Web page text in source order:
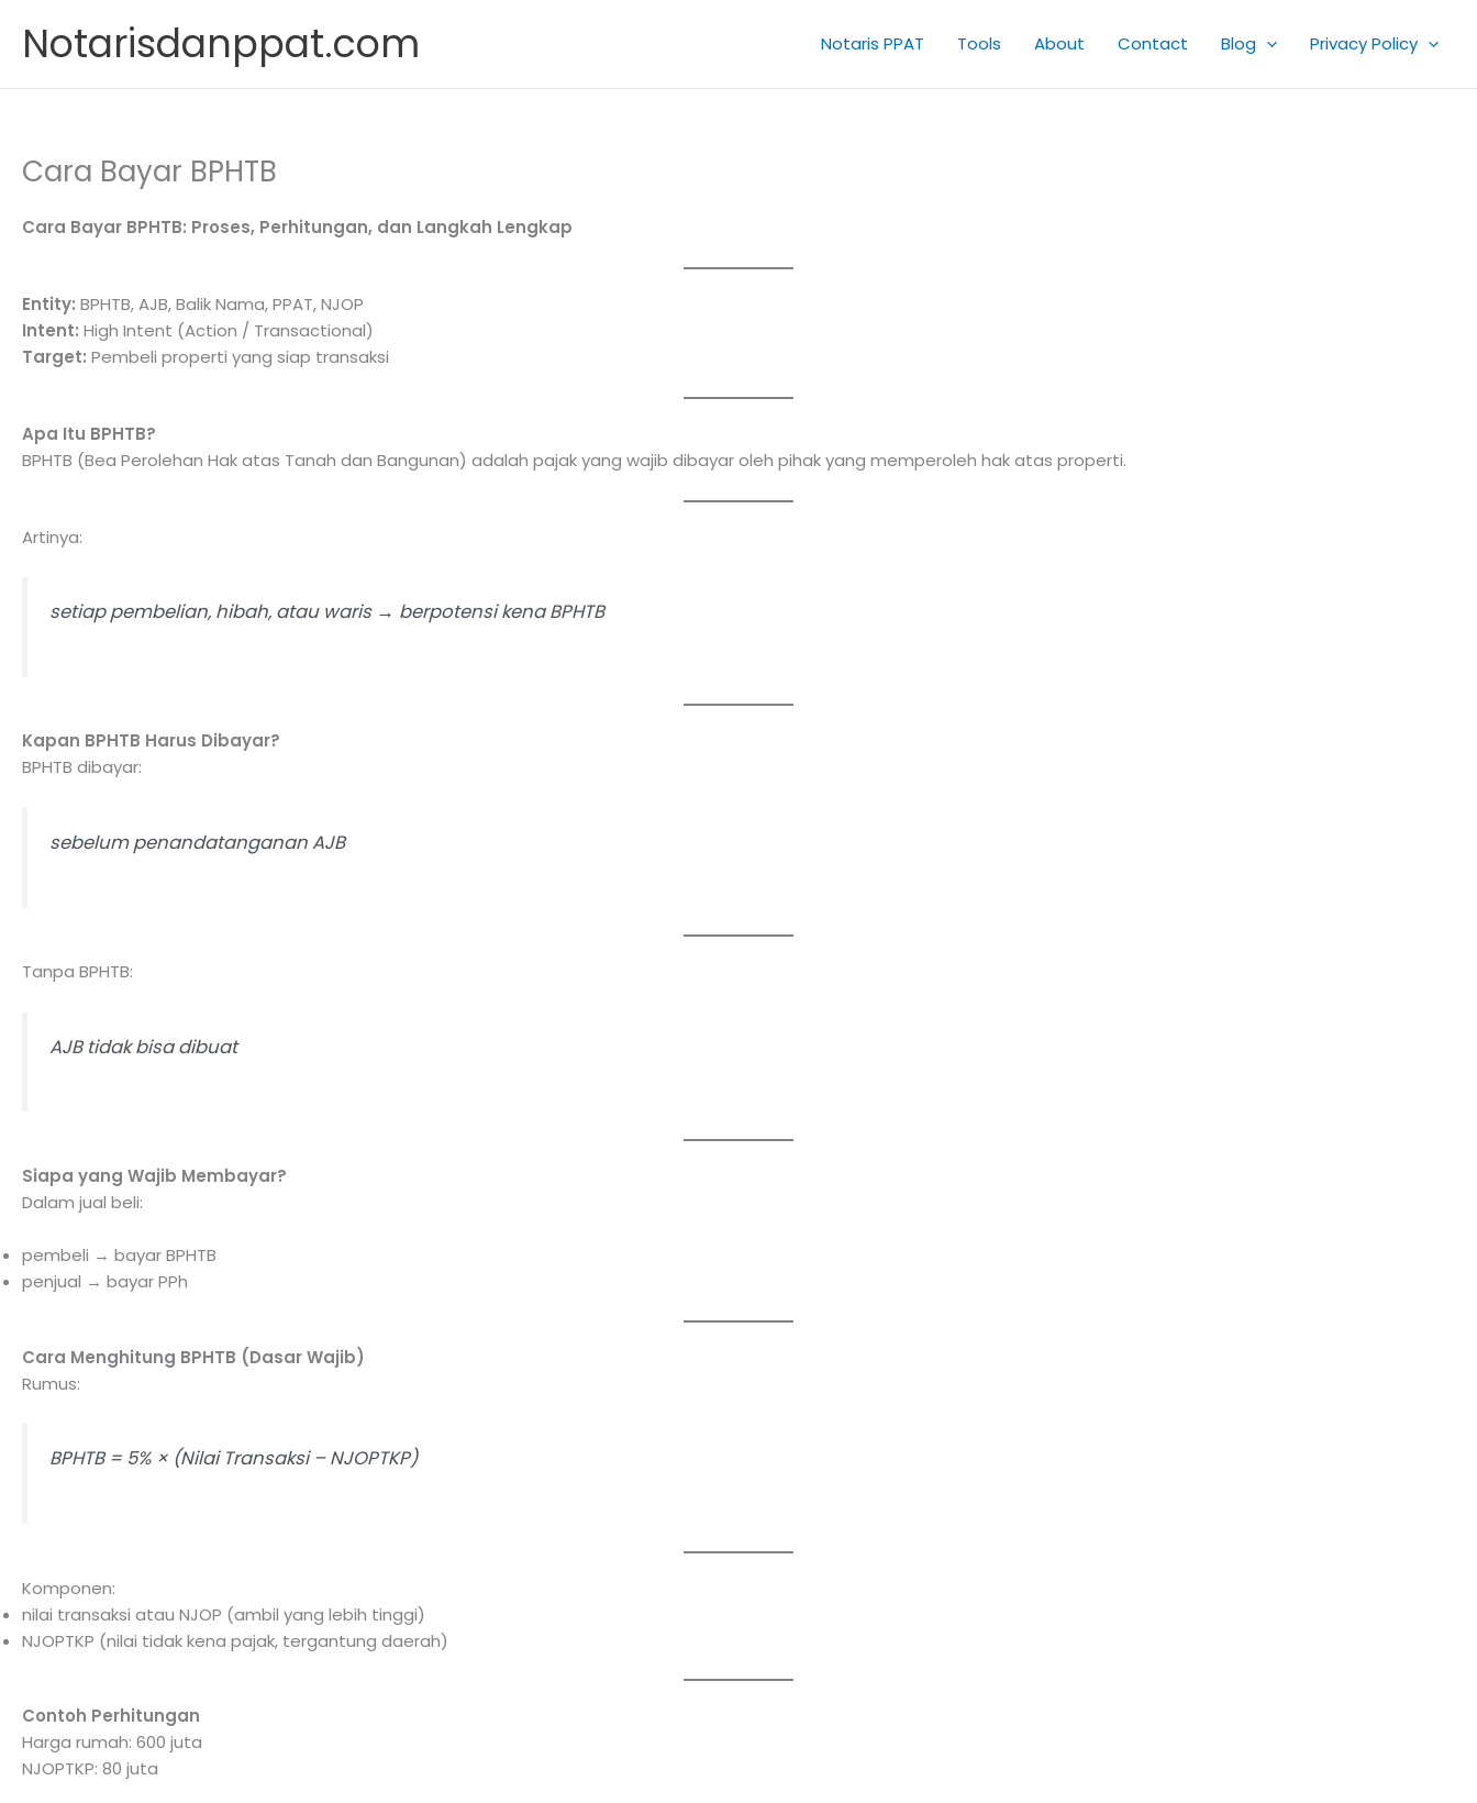
content
Notarisdanppat.com Notaris PPAT Tools About Contact Blog Privacy Policy
Cara Bayar BPHTB
Cara Bayar BPHTB: Proses, Perhitungan, dan Langkah Lengkap
Entity: BPHTB, AJB, Balik Nama, PPAT, NJOP
Intent: High Intent (Action / Transactional)
Target: Pembeli properti yang siap transaksi
Apa Itu BPHTB?
BPHTB (Bea Perolehan Hak atas Tanah dan Bangunan) adalah pajak yang wajib dibayar oleh pihak yang memperoleh hak atas properti.
Artinya:
setiap pembelian, hibah, atau waris → berpotensi kena BPHTB
Kapan BPHTB Harus Dibayar?
BPHTB dibayar:
sebelum penandatanganan AJB
Tanpa BPHTB:
AJB tidak bisa dibuat
Siapa yang Wajib Membayar?
Dalam jual beli:
pembeli → bayar BPHTB
penjual → bayar PPh
Cara Menghitung BPHTB (Dasar Wajib)
Rumus:
BPHTB = 5% × (Nilai Transaksi – NJOPTKP)
Komponen:
nilai transaksi atau NJOP (ambil yang lebih tinggi)
NJOPTKP (nilai tidak kena pajak, tergantung daerah)
Contoh Perhitungan
Harga rumah: 600 juta
NJOPTKP: 80 juta